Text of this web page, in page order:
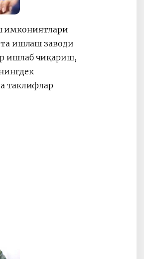
имкониятлари
ишлаш заводи
ишлаб чиқариш,
таклифлар